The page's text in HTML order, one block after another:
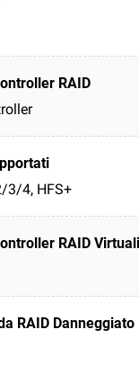
3/4, HFS+